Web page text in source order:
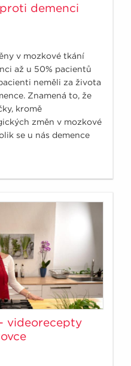
demenci
v mozkové tkání
až u 50% pacientů
neměli za života
Znamená to, že
kromě
změn v mozkové
se u nás demence
videorecepty